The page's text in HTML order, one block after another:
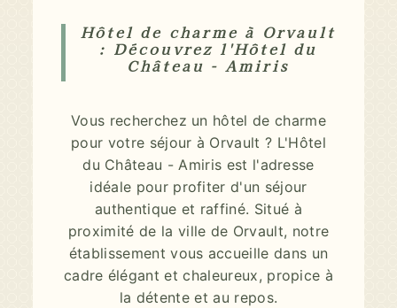
Hôtel de charme à Orvault
: Découvrez l'Hôtel du
Château - Amiris
Vous recherchez un hôtel de charme
pour votre séjour à Orvault ? L'Hôtel
du Château - Amiris est l'adresse
idéale pour profiter d'un séjour
authentique et raffiné. Situé à
proximité de la ville de Orvault, notre
établissement vous accueille dans un
cadre élégant et chaleureux, propice à
la détente et au repos.